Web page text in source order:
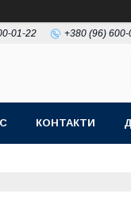
01-22 +380 (96) 600-
КОНТАКТИ